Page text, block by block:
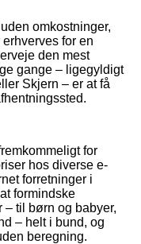
omkostninger,
for en
den mest
gange – ligegyldigt
Skjern – er at få
for
hos diverse e-
forretninger i
formindske
– til børn og babyer,
– helt i bund, og
beregning.